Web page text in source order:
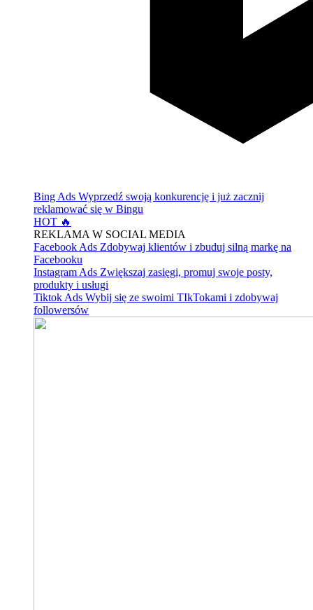
Bing Ads Wyprzedź swoją konkurencję i już zacznij
reklamować się w Bingu
HOT 🔥
REKLAMA W SOCIAL MEDIA
Facebook Ads Zdobywaj klientów i zbuduj silną markę na
Facebooku
Instagram Ads Zwiększaj zasięgi, promuj swoje posty,
produkty i usługi
Tiktok Ads Wybij się ze swoimi TIkTokami i zdobywaj
followersów